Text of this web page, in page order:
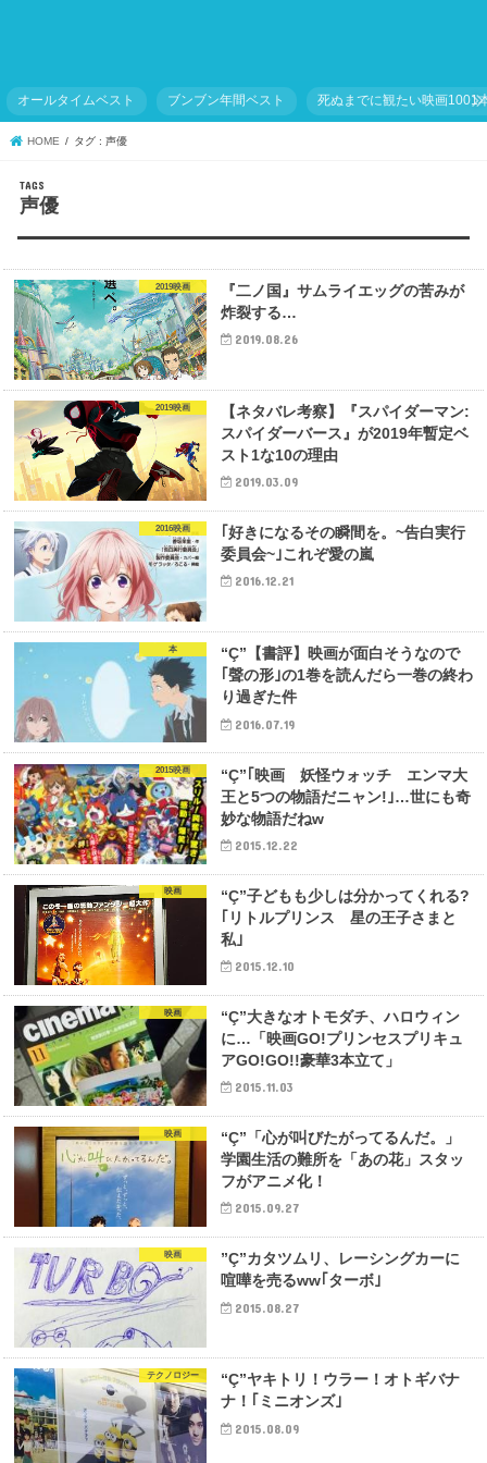
オールタイムベスト ブンブン年間ベスト 死ぬまでに観たい映画1001
HOME タグ : 声優
声優
2019映画
『二ノ国』サムライエッグの苦みが
炸裂する…
2019.08.26
2019映画
【ネタバレ考察】『スパイダーマン:
スパイダーバース』が2019年暫定ベ
スト1な10の理由
2019.03.09
2016映画
｢好きになるその瞬間を。~告白実行
委員会~｣これぞ愛の嵐
2016.12.21
本
“Ç”【書評】映画が面白そうなので
｢聲の形｣の1巻を読んだら一巻の終わ
り過ぎた件
2016.07.19
2015映画
“Ç”｢映画 妖怪ウォッチ エンマ大
王と5つの物語だニャン!｣…世にも奇
妙な物語だねw
2015.12.22
映画
“Ç”子どもも少しは分かってくれる?
｢リトルプリンス 星の王子さまと
私｣
2015.12.10
映画
“Ç”大きなオトモダチ、ハロウィン
に…「映画GO!プリンセスプリキュ
アGO!GO!!豪華3本立て」
2015.11.03
映画
“Ç”「心が叫びたがってるんだ。」
学園生活の難所を「あの花」スタッ
フがアニメ化！
2015.09.27
映画
”Ç”カタツムリ、レーシングカーに
喧嘩を売るww｢ターボ｣
2015.08.27
テクノロジー
“Ç”ヤキトリ！ウラー！オトギバナ
ナ！｢ミニオンズ｣
2015.08.09